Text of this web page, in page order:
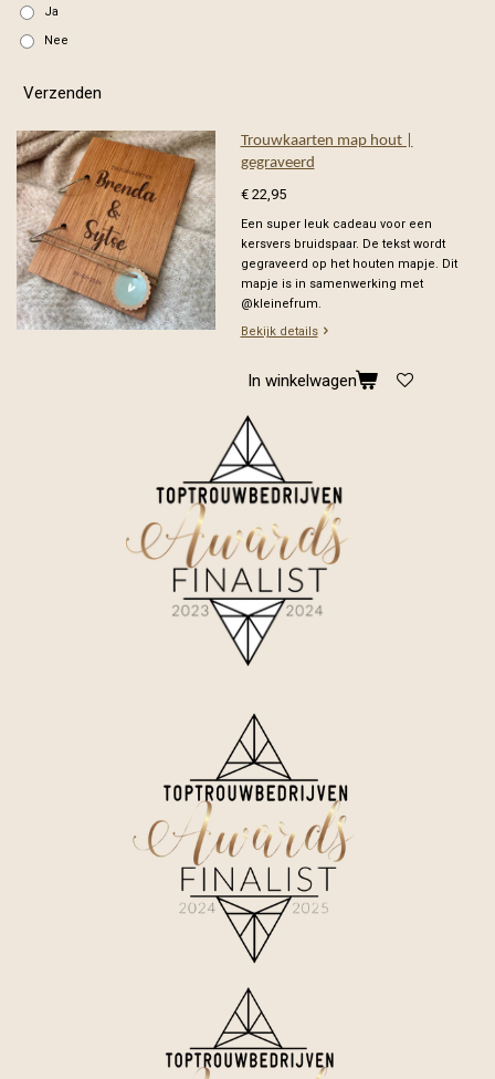
Ja
Nee
Verzenden
Trouwkaarten map hout |
gegraveerd
€ 22,95
Een super leuk cadeau voor een
kersvers bruidspaar. De tekst wordt
gegraveerd op het houten mapje. Dit
mapje is in samenwerking met
@kleinefrum.
Bekijk details
In winkelwagen